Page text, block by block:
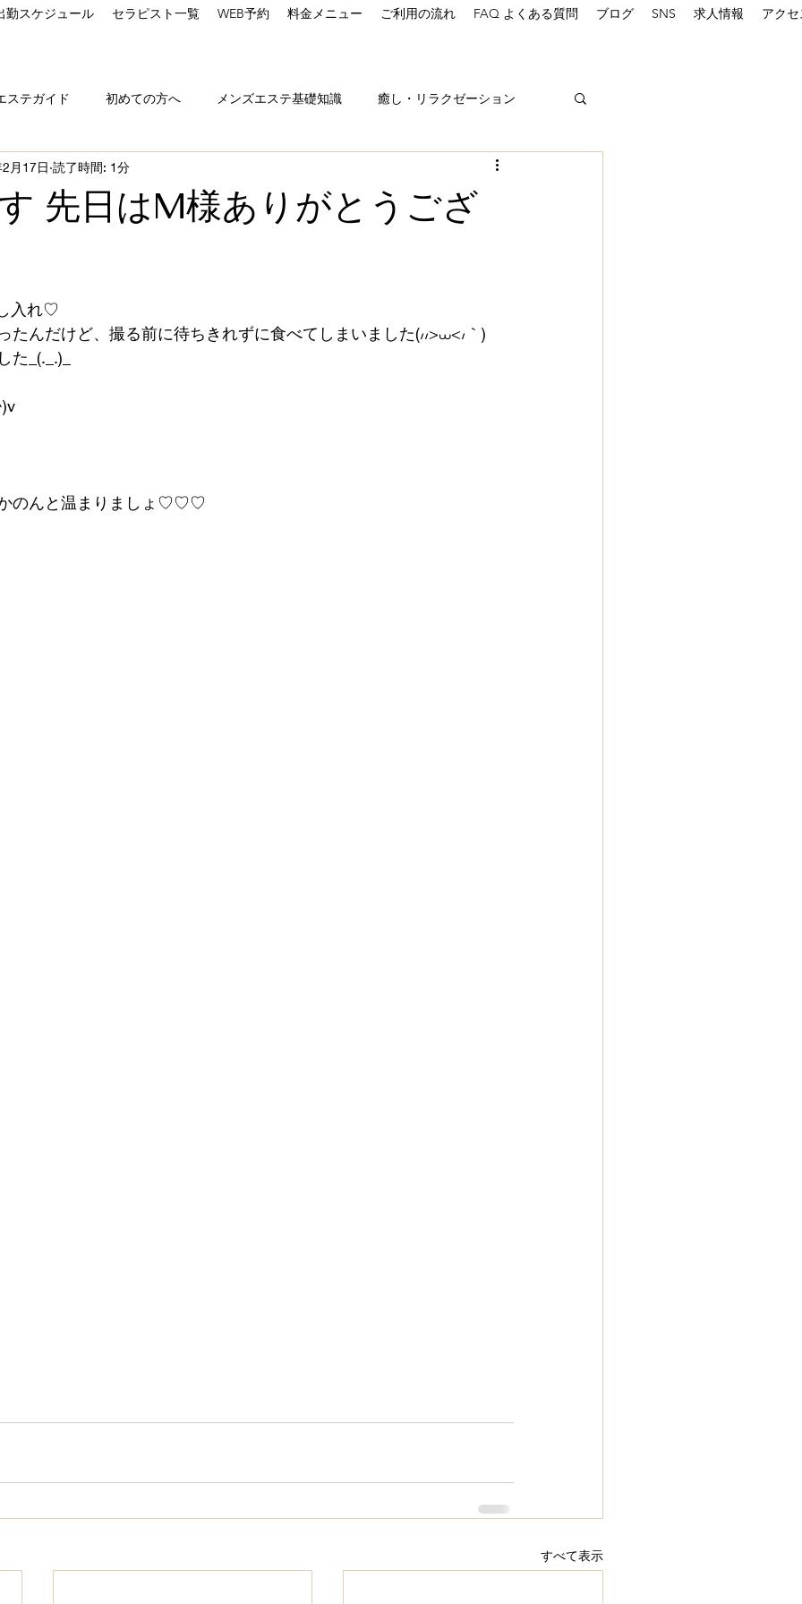
勤スケジュール セラピスト一覧 WEB予約 料金メニュー ご利用の流れ FAQ よくある質問 ブログ SNS 求人情報 アク
ステガイド 初めての方へ メンズエステ基礎知識 癒し・リラクゼーション
のお知らせ 料金・コース案内
先日はM様ありがとうござ
月17日 読了時間: 1分
入れ♡
たんだけど、撮る前に待ちきれずに食べてしまいました(៸៸>⩊<៸｀)
_(._.)_
のんと温まりましょ♡♡♡
すべて表示